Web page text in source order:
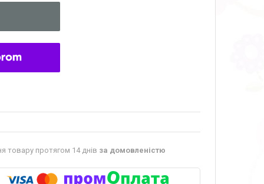
товару протягом 14 днів за домовленістю